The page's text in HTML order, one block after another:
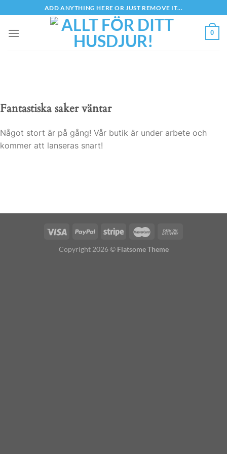
to
content
ADD ANYTHING HERE OR JUST REMOVE IT...
0
Fantastiska saker väntar
Något stort är på gång! Vår butik är under arbete och
kommer att lanseras snart!
Copyright 2026 © Flatsome Theme